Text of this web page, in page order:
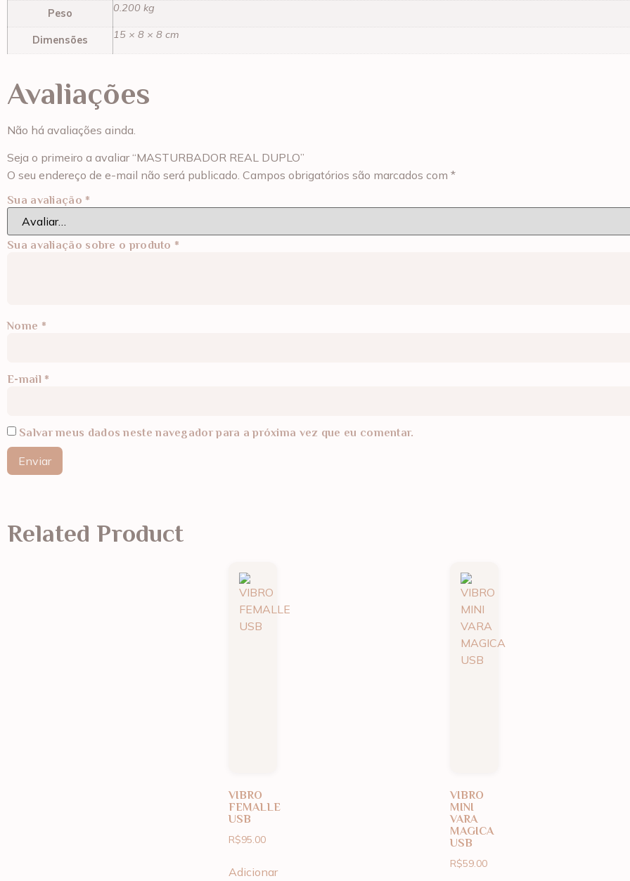
Peso 0.200 kg
Dimensões 15 × 8 × 8 cm
Avaliações
Não há avaliações ainda.
Seja o primeiro a avaliar “MASTURBADOR REAL DUPLO”
O seu endereço de e-mail não será publicado. Campos obrigatórios são marcados com *
Sua avaliação *
Sua avaliação sobre o produto *
Nome *
E-mail *
Salvar meus dados neste navegador para a próxima vez que eu comentar.
Related Product
VIBRO
FEMALLE
USB
R$95.00
Adicionar
VIBRO
MINI
VARA
MAGICA
USB
R$59.00